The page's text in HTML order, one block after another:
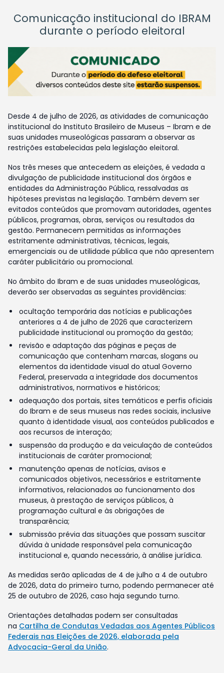
Comunicação institucional do IBRAM
durante o período eleitoral
Desde 4 de julho de 2026, as atividades de comunicação
institucional do Instituto Brasileiro de Museus – Ibram e de
suas unidades museológicas passaram a observar as
restrições estabelecidas pela legislação eleitoral.
Nos três meses que antecedem as eleições, é vedada a
divulgação de publicidade institucional dos órgãos e
entidades da Administração Pública, ressalvadas as
hipóteses previstas na legislação. Também devem ser
evitados conteúdos que promovam autoridades, agentes
públicos, programas, obras, serviços ou resultados da
gestão. Permanecem permitidas as informações
estritamente administrativas, técnicas, legais,
emergenciais ou de utilidade pública que não apresentem
caráter publicitário ou promocional.
No âmbito do Ibram e de suas unidades museológicas,
deverão ser observadas as seguintes providências:
ocultação temporária das notícias e publicações
anteriores a 4 de julho de 2026 que caracterizem
publicidade institucional ou promoção da gestão;
revisão e adaptação das páginas e peças de
comunicação que contenham marcas, slogans ou
elementos da identidade visual do atual Governo
Federal, preservada a integridade dos documentos
administrativos, normativos e históricos;
adequação dos portais, sites temáticos e perfis oficiais
do Ibram e de seus museus nas redes sociais, inclusive
quanto à identidade visual, aos conteúdos publicados e
aos recursos de interação;
suspensão da produção e da veiculação de conteúdos
institucionais de caráter promocional;
manutenção apenas de notícias, avisos e
comunicados objetivos, necessários e estritamente
informativos, relacionados ao funcionamento dos
museus, à prestação de serviços públicos, à
programação cultural e às obrigações de
transparência;
submissão prévia das situações que possam suscitar
dúvida à unidade responsável pela comunicação
institucional e, quando necessário, à análise jurídica.
As medidas serão aplicadas de 4 de julho a 4 de outubro
de 2026, data do primeiro turno, podendo permanecer até
25 de outubro de 2026, caso haja segundo turno.
Orientações detalhadas podem ser consultadas
na Cartilha de Condutas Vedadas aos Agentes Públicos
Federais nas Eleições de 2026, elaborada pela
Advocacia-Geral da União.